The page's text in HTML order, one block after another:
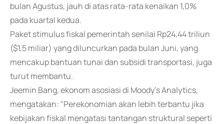
bulan Agustus, jauh di atas rata-rata kenaikan 1,0%
pada kuartal kedua.
Paket stimulus fiskal pemerintah senilai Rp24,44 triliun
($1,5 miliar) yang diluncurkan pada bulan Juni, yang
mencakup bantuan tunai dan subsidi transportasi, juga
turut membantu.
Jeemin Bang, ekonom asosiasi di Moody's Analytics,
mengatakan: "Perekonomian akan lebih terbantu jika
kebijakan fiskal mengatasi tantangan struktural seperti